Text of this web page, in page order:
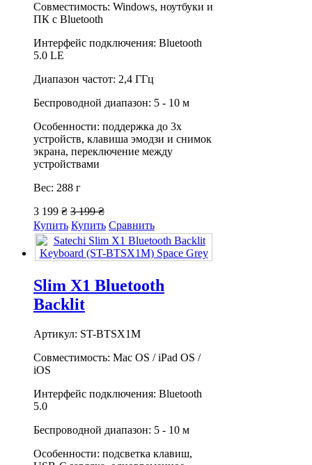
Совместимость: Windows, ноутбуки и
ПК с Bluetooth
Интерфейс подключения: Bluetooth
5.0 LE
Диапазон частот: 2,4 ГГц
Беспроводной диапазон: 5 - 10 м
Особенности: поддержка до 3х
устройств, клавиша эмодзи и снимок
экрана, переключение между
устройствами
Вес: 288 г
3 199 ₴ 3 199 ₴
Купить Купить Сравнить
Slim X1 Bluetooth
Backlit
Артикул: ST-BTSX1M
Совместимость: Mac OS / iPad OS /
iOS
Интерфейс подключения: Bluetooth
5.0
Беспроводной диапазон: 5 - 10 м
Особенности: подсветка клавиш,